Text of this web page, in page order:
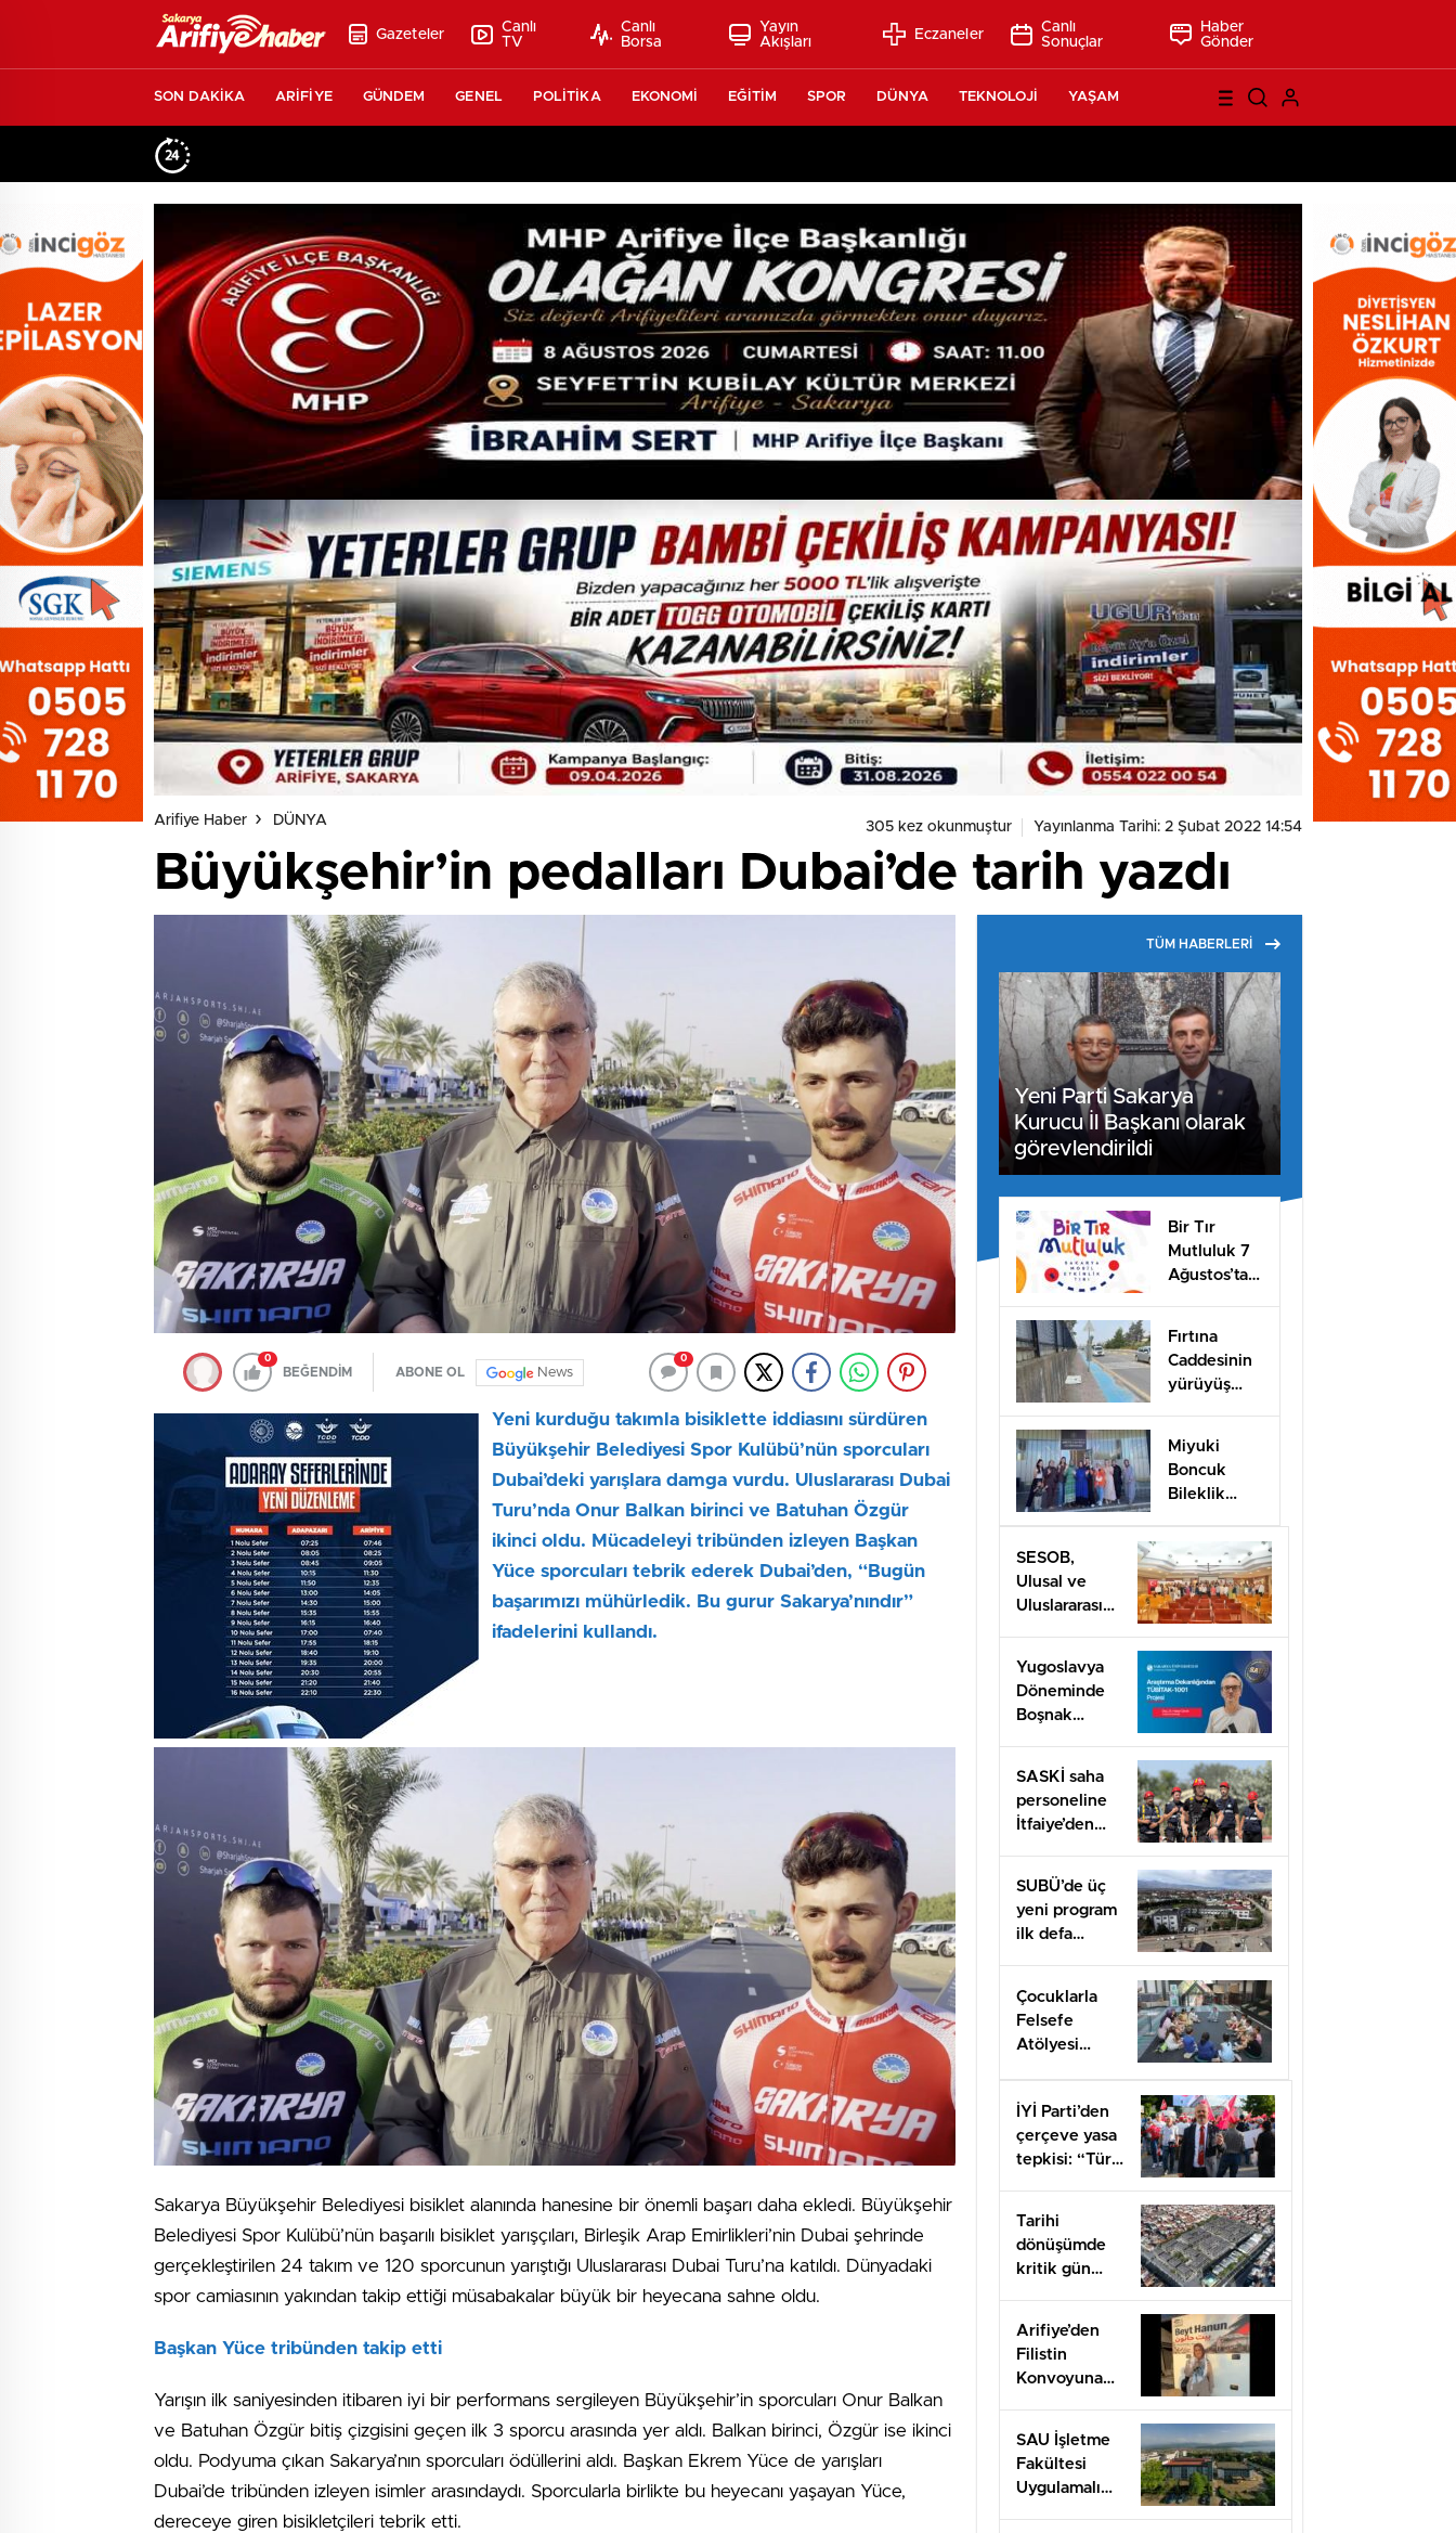
Gazeteler
Canlı
TV
Canlı
Borsa
Yayın
Akışları
Eczaneler
Canlı
Sonuçlar
Haber
Gönder
SON DAKİKA ARİFİYE GÜNDEM GENEL POLİTİKA EKONOMİ EĞİTİM SPOR DÜNYA TEKNOLOJİ YAŞAM
Arifiye Haber DÜNYA 305 kez okunmuştur Yayınlanma Tarihi: 2 Şubat 2022 14:54
Büyükşehir’in pedalları Dubai’de tarih yazdı
0
BEĞENDİM ABONE OL News
0
Yeni kurduğu takımla bisiklette iddiasını sürdüren
Büyükşehir Belediyesi Spor Kulübü’nün sporcuları
Dubai’deki yarışlara damga vurdu. Uluslararası Dubai
Turu’nda Onur Balkan birinci ve Batuhan Özgür
ikinci oldu. Mücadeleyi tribünden izleyen Başkan
Yüce sporcuları tebrik ederek Dubai’den, “Bugün
başarımızı mühürledik. Bu gurur Sakarya’nındır”
ifadelerini kullandı.
Sakarya Büyükşehir Belediyesi bisiklet alanında hanesine bir önemli başarı daha ekledi. Büyükşehir
Belediyesi Spor Kulübü’nün başarılı bisiklet yarışçıları, Birleşik Arap Emirlikleri’nin Dubai şehrinde
gerçekleştirilen 24 takım ve 120 sporcunun yarıştığı Uluslararası Dubai Turu’na katıldı. Dünyadaki
spor camiasının yakından takip ettiği müsabakalar büyük bir heyecana sahne oldu.
Başkan Yüce tribünden takip etti
Yarışın ilk saniyesinden itibaren iyi bir performans sergileyen Büyükşehir’in sporcuları Onur Balkan
ve Batuhan Özgür bitiş çizgisini geçen ilk 3 sporcu arasında yer aldı. Balkan birinci, Özgür ise ikinci
oldu. Podyuma çıkan Sakarya’nın sporcuları ödüllerini aldı. Başkan Ekrem Yüce de yarışları
Dubai’de tribünden izleyen isimler arasındaydı. Sporcularla birlikte bu heyecanı yaşayan Yüce,
dereceye giren bisikletçileri tebrik etti.
TÜM HABERLERİ
Yeni Parti Sakarya
Kurucu İl Başkanı olarak
görevlendirildi
Bir Tır
Mutluluk 7
Ağustos’ta
Fırtına
Caddesinin
yürüyüş
Miyuki
Boncuk
Bileklik
SESOB,
Ulusal ve
Uluslararası
Ağını
Güçlendiriyor
Yugoslavya
Döneminde
Boşnak
TÜBİTAK
1001 Desteği
SASKİ saha
personeline
İtfaiye’den
güvenlik
eğitimi
SUBÜ’de üç
yeni program
ilk defa
Çocuklarla
Felsefe
Atölyesi
İYİ Parti’den
çerçeve yasa
tepkisi: “Türk
vereceksiniz”
Tarihi
dönüşümde
kritik gün
olan 17
Ağustos
Arifiye’den
Filistin
Konvoyuna
SAU İşletme
Fakültesi
Uygulamalı